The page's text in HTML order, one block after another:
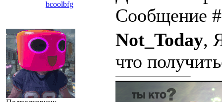
bcoolbfg
Сообщение
Not_Today,
что